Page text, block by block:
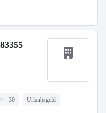
30 Urlaubsgeld